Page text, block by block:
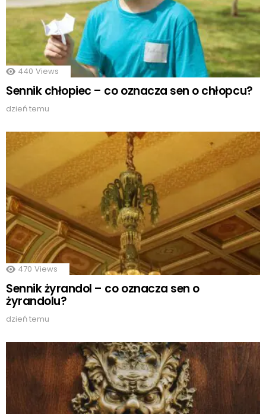
440 Views
Sennik chłopiec – co oznacza sen o chłopcu?
dzień temu
470 Views
Sennik żyrandol – co oznacza sen o
żyrandolu?
dzień temu